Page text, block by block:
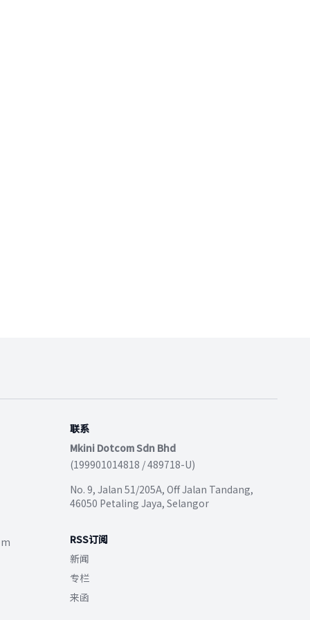
联系
Mkini Dotcom Sdn Bhd
(199901014818 / 489718-U)
No. 9, Jalan 51/205A, Off Jalan Tandang,
46050 Petaling Jaya, Selangor
RSS订阅
新闻
专栏
来函